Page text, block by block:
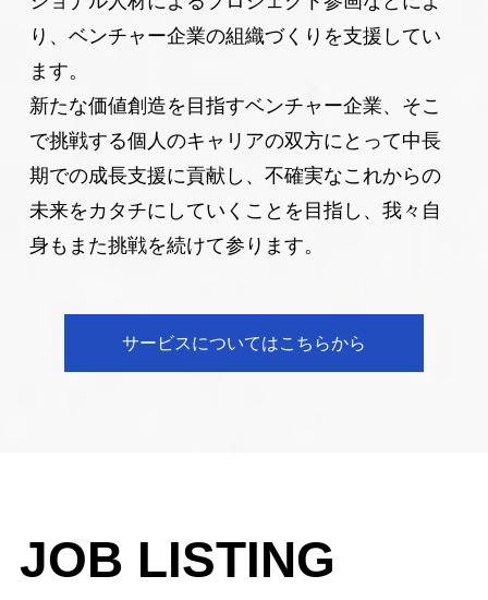
代表の岩崎が登壇いたします。
2022年11月04日
株式会社Compass 通堂高広氏の記事を更新しまし
た。
2022年10月25日 お知らせ
弊社採用情報をWantedlyで公開いたしました。
2022年10月04日 お知らせ
2022年07月04日 お知らせ
au通信障害によるお詫びとご報告
り、ベンチャー企業の組織づくりを支援してい
ます。
新たな価値創造を目指すベンチャー企業、そこ
で挑戦する個人のキャリアの双方にとって中長
期での成長支援に貢献し、不確実なこれからの
未来をカタチにしていくことを目指し、我々自
身もまた挑戦を続けて参ります。
サービスについてはこちらから
JOB LISTING